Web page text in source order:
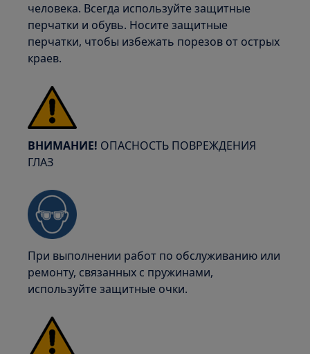
человека. Всегда используйте защитные
перчатки и обувь. Носите защитные
перчатки, чтобы избежать порезов от острых
краев.
ВНИМАНИЕ! ОПАСНОСТЬ ПОВРЕЖДЕНИЯ
ГЛАЗ
При выполнении работ по обслуживанию или
ремонту, связанных с пружинами,
используйте защитные очки.